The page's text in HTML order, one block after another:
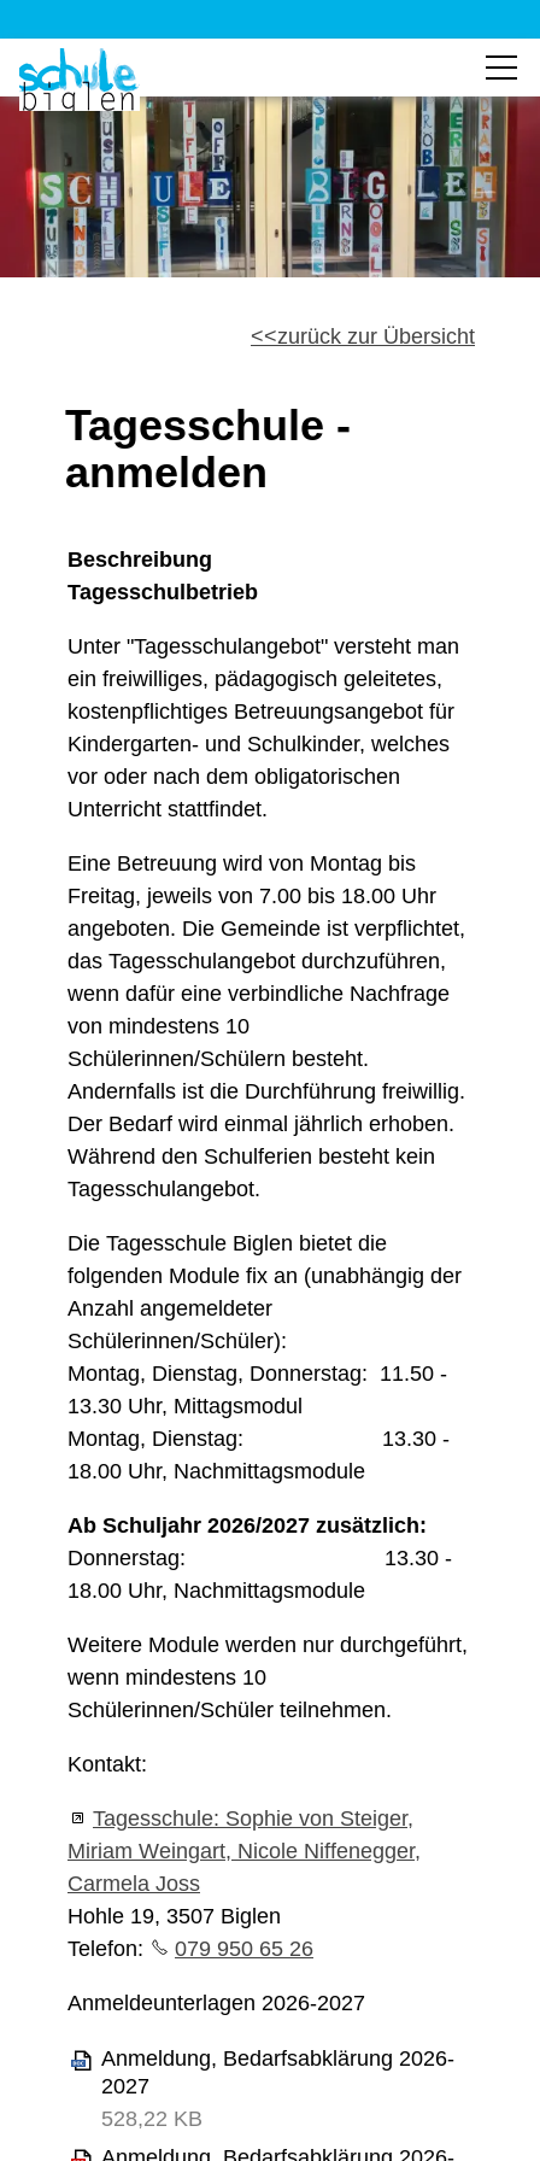
zurück zur Übersicht
Tagesschule -
anmelden
Beschreibung
Tagesschulbetrieb
Unter "Tagesschulangebot" versteht man
ein freiwilliges, pädagogisch geleitetes,
kostenpflichtiges Betreuungsangebot für
Kindergarten- und Schulkinder, welches
vor oder nach dem obligatorischen
Unterricht stattfindet.
Eine Betreuung wird von Montag bis
Freitag, jeweils von 7.00 bis 18.00 Uhr
angeboten. Die Gemeinde ist verpflichtet,
das Tagesschulangebot durchzuführen,
wenn dafür eine verbindliche Nachfrage
von mindestens 10
Schülerinnen/Schülern besteht.
Andernfalls ist die Durchführung freiwillig.
Der Bedarf wird einmal jährlich erhoben.
Während den Schulferien besteht kein
Tagesschulangebot.
Die Tagesschule Biglen bietet die
folgenden Module fix an (unabhängig der
Anzahl angemeldeter
Schülerinnen/Schüler):
Montag, Dienstag, Donnerstag: 11.50 -
13.30 Uhr, Mittagsmodul
Montag, Dienstag: 13.30 -
18.00 Uhr, Nachmittagsmodule
Ab Schuljahr 2026/2027 zusätzlich:
Donnerstag: 13.30 -
18.00 Uhr, Nachmittagsmodule
Weitere Module werden nur durchgeführt,
wenn mindestens 10
Schülerinnen/Schüler teilnehmen.
Kontakt:
Tagesschule: Sophie von Steiger,
Miriam Weingart, Nicole Niffenegger,
Carmela Joss
Hohle 19, 3507 Biglen
Telefon:
079 950 65 26
Anmeldeunterlagen 2026-2027
Anmeldung, Bedarfsabklärung 2026-
2027
528,22 KB